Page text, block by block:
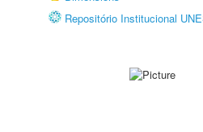
Repositório Institucional